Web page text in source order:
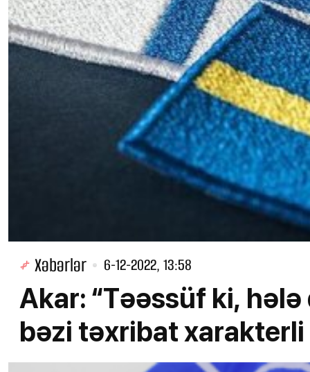
Xəbərlər 6-12-2022, 13:58
Akar: “Təəssüf ki,
bəzi təxribat